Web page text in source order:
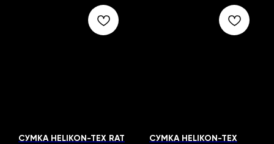
СУМКА HELIKON-TEX RAT
СУМКА HELIKON-TEX